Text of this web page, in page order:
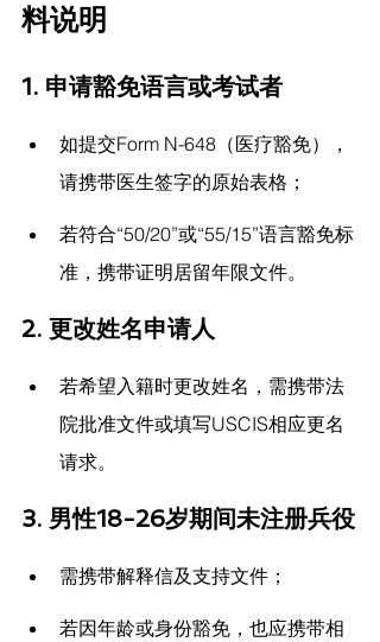
料说明
1. 申请豁免语言或考试者
如提交Form N-648（医疗豁免），
请携带医生签字的原始表格；
若符合“50/20”或“55/15”语言豁免标
准，携带证明居留年限文件。
2. 更改姓名申请人
若希望入籍时更改姓名，需携带法
院批准文件或填写USCIS相应更名
请求。
3. 男性18-26岁期间未注册兵役
需携带解释信及支持文件；
若因年龄或身份豁免，也应携带相